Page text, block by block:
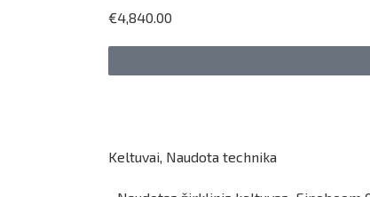
€4,840.00
Keltuvai Naudota technika